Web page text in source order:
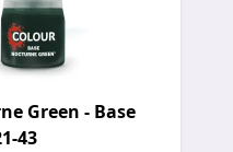
Green - Base
43